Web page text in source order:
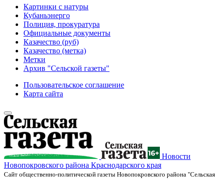
Картинки с натуры
Кубаньэнерго
Полиция, прокуратура
Официальные документы
Казачество (руб)
Казачество (метка)
Метки
Архив "Сельской газеты"
Пользовательское соглашение
Карта сайта
Новости
Новопокровского района Краснодарского края
Cайт общественно-политической газеты Новопокровского района "Сельская